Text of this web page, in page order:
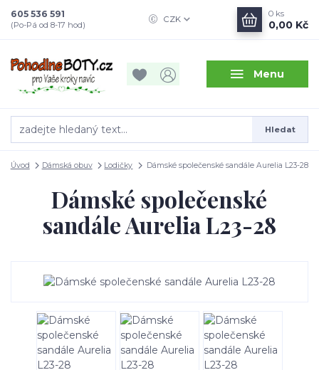
Menu
CZK
Hledat
605 536 591
(Po-Pá od 8-17 hod)
0 ks
0,00 Kč
Úvod Dámská obuv Lodičky Dámské společenské sandále Aurelia L23-28
Dámské společenské
sandále Aurelia L23-28